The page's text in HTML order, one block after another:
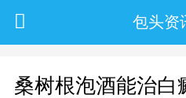
包头资
桑树根泡酒能治白